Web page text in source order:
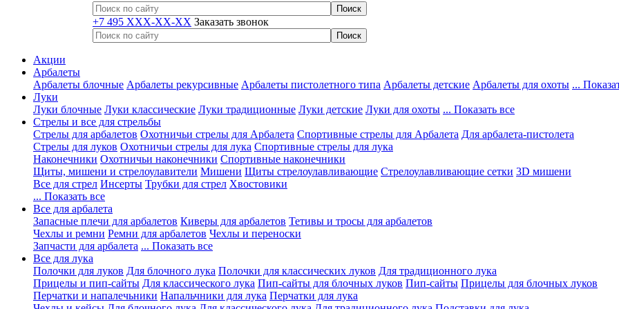
+7 495 XXX-XX-XX Заказать звонок
Акции
Арбалеты
Арбалеты блочные Арбалеты рекурсивные Арбалеты пистолетного типа Арбалеты детские Арбалеты для охоты ...
Луки
Луки блочные Луки классические Луки традиционные Луки детские Луки для охоты ... Показать все
Стрелы и все для стрельбы
Стрелы для арбалетов Охотничьи стрелы для Арбалета Спортивные стрелы для Арбалета Для арбалета-пистолета
Стрелы для луков Охотничьи стрелы для лука Спортивные стрелы для лука
Наконечники Охотничьи наконечники Спортивные наконечники
Щиты, мишени и стрелоулавители Мишени Щиты стрелоулавливающие Стрелоулавливающие сетки 3D мишени
Все для стрел Инсерты Трубки для стрел Хвостовики
... Показать все
Все для арбалета
Запасные плечи для арбалетов Киверы для арбалетов Тетивы и тросы для арбалетов
Чехлы и ремни Ремни для арбалетов Чехлы и переноски
Запчасти для арбалета ... Показать все
Все для лука
Полочки для луков Для блочного лука Полочки для классических луков Для традиционного лука
Прицелы и пип-сайты Для классического лука Пип-сайты для блочных луков Пип-сайты Прицелы для блочных луков
Перчатки и напалечьники Напальчники для лука Перчатки для лука